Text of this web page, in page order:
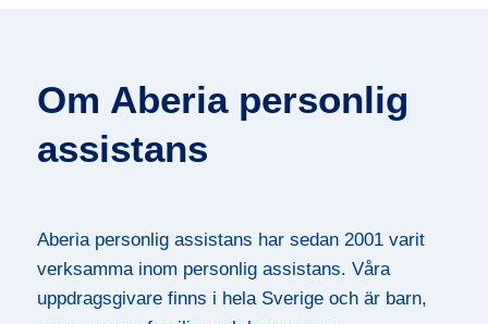
Om Aberia personlig
assistans
Aberia personlig assistans har sedan 2001 varit
verksamma inom personlig assistans. Våra
uppdragsgivare finns i hela Sverige och är barn,